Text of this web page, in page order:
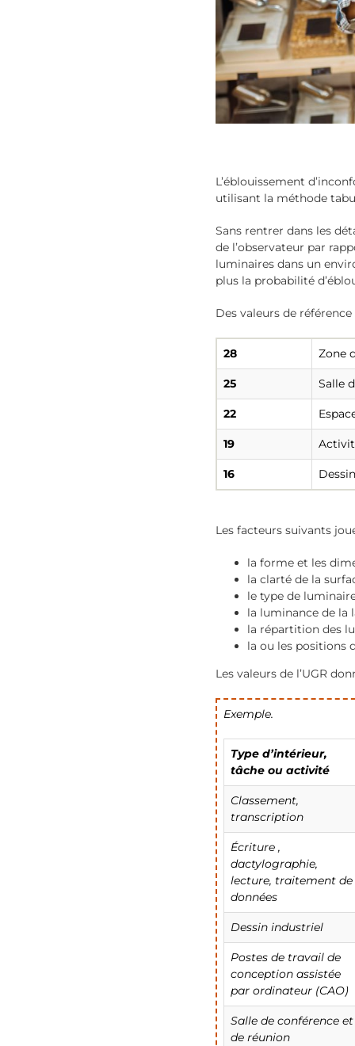
L’éblouissement
utilisant la méthode
Sans rentrer dans les
de l’observateur par
luminaires dans un
plus la probabilité
Des valeurs de
28 Zone
25 Salle
22
19
16
Les facteurs suivants
la forme et les
la clarté de la
le type de
la luminance de la
la répartition des
la ou les positions
Les valeurs de l’UGR
Exemple.
Type d’intérieur,
tâche ou activité
Classement,
transcription
Écriture ,
dactylographie,
lecture, traitement de
données
Dessin industriel
Postes de travail de
conception assistée
par ordinateur (CAO)
Salle de conférence et
de réunion